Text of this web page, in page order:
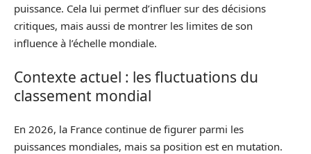
puissance. Cela lui permet d’influer sur des décisions
critiques, mais aussi de montrer les limites de son
influence à l’échelle mondiale.
Contexte actuel : les fluctuations du
classement mondial
En 2026, la France continue de figurer parmi les
puissances mondiales, mais sa position est en mutation.